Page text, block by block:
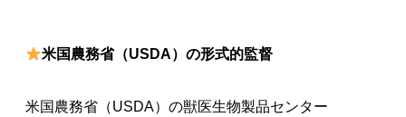
米国農務省（USDA）の形式的監督
米国農務省（USDA）の獣医生物製品センター